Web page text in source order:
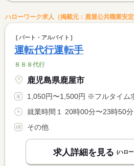
ハローワーク求人（掲載元：鹿屋公共職業安定
パート・アルバイト
運転代行運転手
８８８代行
鹿児島県鹿屋市
1,050円〜1,500円 ※フルタイム求人の場合は月額（換算額）、パ
その他
求人詳細を見る (ハロ